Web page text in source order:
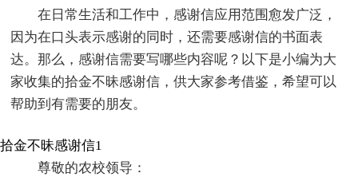
在日常生活和工作中，感谢信应用范围愈发广泛，
因为在口头表示感谢的同时，还需要感谢信的书面表
达。那么，感谢信需要写哪些内容呢？以下是小编为大
家收集的拾金不昧感谢信，供大家参考借鉴，希望可以
帮助到有需要的朋友。
拾金不昧感谢信1
尊敬的农校领导：